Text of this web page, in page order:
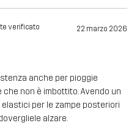
verificato 22 marzo 2026
anche per pioggie
non è imbottito. Avendo un
per le zampe posteriori
alzare.